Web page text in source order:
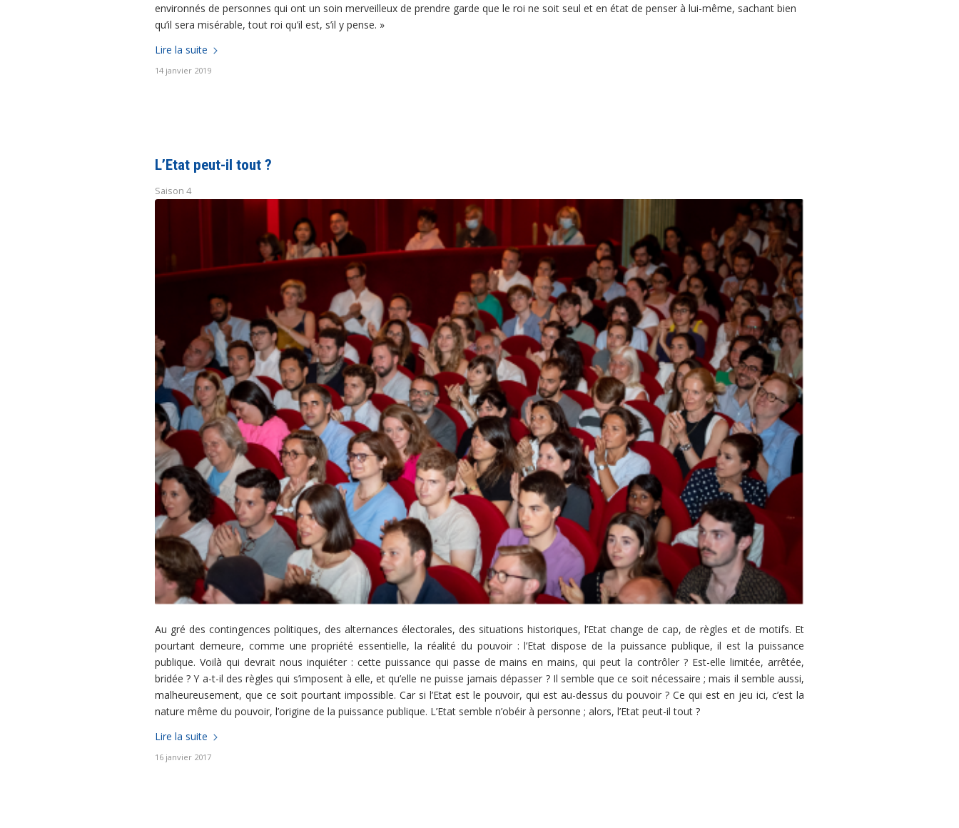
environnés de personnes qui ont un soin merveilleux de prendre garde que le roi ne soit seul et en état de penser à lui-même, sachant bien
qu’il sera misérable, tout roi qu’il est, s’il y pense. »
Lire la suite
14 janvier 2019
L’Etat peut-il tout ?
Saison 4
Au gré des contingences politiques, des alternances électorales, des situations historiques, l’Etat change de cap, de règles et de motifs. Et
pourtant demeure, comme une propriété essentielle, la réalité du pouvoir : l’Etat dispose de la puissance publique, il est la puissance
publique. Voilà qui devrait nous inquiéter : cette puissance qui passe de mains en mains, qui peut la contrôler ? Est-elle limitée, arrêtée,
bridée ? Y a-t-il des règles qui s’imposent à elle, et qu’elle ne puisse jamais dépasser ? Il semble que ce soit nécessaire ; mais il semble aussi,
malheureusement, que ce soit pourtant impossible. Car si l’Etat est le pouvoir, qui est au-dessus du pouvoir ? Ce qui est en jeu ici, c’est la
nature même du pouvoir, l’origine de la puissance publique. L’Etat semble n’obéir à personne ; alors, l’Etat peut-il tout ?
Lire la suite
16 janvier 2017